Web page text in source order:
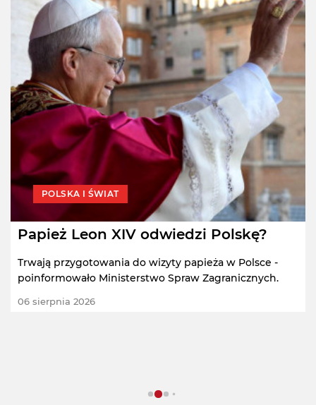
POLSKA I ŚWIAT
Papież Leon XIV odwiedzi Polskę?
Trwają przygotowania do wizyty papieża w Polsce -
poinformowało Ministerstwo Spraw Zagranicznych.
06 sierpnia 2026